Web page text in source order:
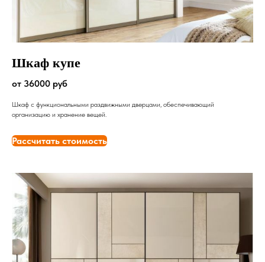
Шкаф купе
от 36000 руб
Шкаф с функциональными раздвижными дверцами, обеспечивающий
организацию и хранение вещей.
Рассчитать стоимость